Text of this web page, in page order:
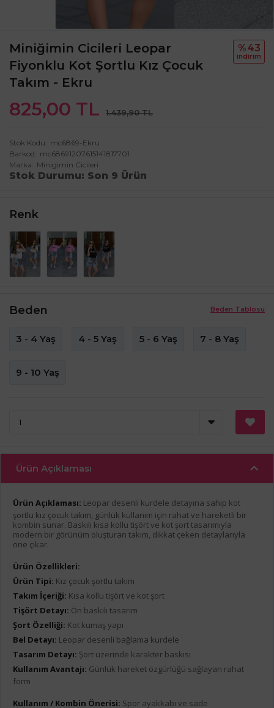
Miniğimin Cicileri Leopar
Fiyonklu Kot Şortlu Kız Çocuk
Takım - Ekru
825,00 TL 1.439,90 TL
%43
i̇ndi̇ri̇m
Stok Kodu
mc6869-Ekru
Barkod
mc68691207615141817701
Marka
Minigimin Cicileri
Stok Durumu Son 9 Ürün
Renk
Beden Tablosu
Beden
3 - 4 Yaş 4 - 5 Yaş 5 - 6 Yaş 7 - 8 Yaş
9 - 10 Yaş
Ürün Açıklaması
Ürün Açıklaması: Leopar desenli kurdele detayına sahip kot
şortlu kız çocuk takım, günlük kullanım için rahat ve hareketli bir
kombin sunar. Baskılı kısa kollu tişört ve kot şort tasarımıyla
modern bir görünüm oluşturan takım, dikkat çeken detaylarıyla
öne çıkar.
Ürün Özellikleri:
Ürün Tipi: Kız çocuk şortlu takım
Takım İçeriği: Kısa kollu tişört ve kot şort
Tişört Detayı: Ön baskılı tasarım
Şort Özelliği: Kot kumaş yapı
Bel Detayı: Leopar desenli bağlama kurdele
Tasarım Detayı: Şort üzerinde karakter baskısı
Kullanım Avantajı: Günlük hareket özgürlüğü sağlayan rahat
form
Kullanım / Kombin Önerisi: Spor ayakkabı ve sade